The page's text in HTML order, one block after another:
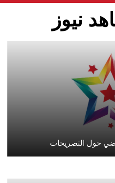
نيوز
حول التصريحات